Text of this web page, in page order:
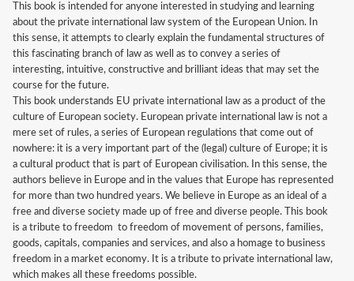
This book is intended for anyone interested in studying and learning
about the private international law system of the European Union. In
this sense, it attempts to clearly explain the fundamental structures of
this fascinating branch of law as well as to convey a series of
interesting, intuitive, constructive and brilliant ideas that may set the
course for the future.
This book understands EU private international law as a product of the
culture of European society. European private international law is not a
mere set of rules, a series of European regulations that come out of
nowhere: it is a very important part of the (legal) culture of Europe; it is
a cultural product that is part of European civilisation. In this sense, the
authors believe in Europe and in the values that Europe has represented
for more than two hundred years. We believe in Europe as an ideal of a
free and diverse society made up of free and diverse people. This book
is a tribute to freedom  to freedom of movement of persons, families,
goods, capitals, companies and services, and also a homage to business
freedom in a market economy. It is a tribute to private international law,
which makes all these freedoms possible.